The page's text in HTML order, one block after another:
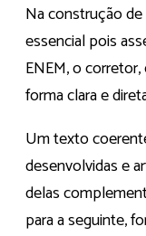
Na construção
essencial pois
ENEM, o
forma clara e
Um texto
desenvolvidas e
delas
para a seguinte,